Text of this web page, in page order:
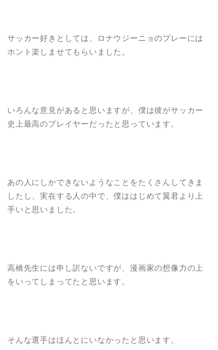
サッカー好きとしては、ロナウジーニョのプレーには
ホント楽しませてもらいました。
いろんな意見があると思いますが、僕は彼がサッカー
史上最高のプレイヤーだったと思っています。
あの人にしかできないようなことをたくさんしてきま
したし、実在する人の中で、僕ははじめて翼君より上
手いと思いました。
高橋先生には申し訳ないですが、漫画家の想像力の上
をいってしまってたと思います。
そんな選手はほんとにいなかったと思います。